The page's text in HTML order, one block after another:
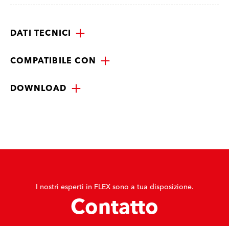
DATI TECNICI
COMPATIBILE CON
DOWNLOAD
I nostri esperti in FLEX sono a tua disposizione.
Contatto